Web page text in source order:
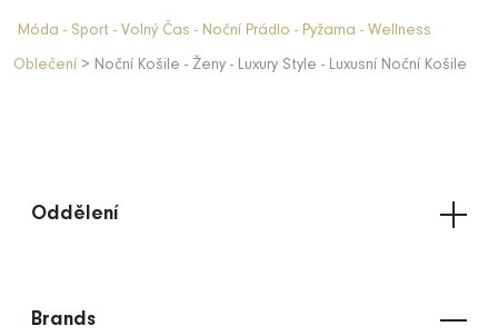
Móda - Sport - Volný Čas - Noční Prádlo - Pyžama - Wellness
Oblečení > Noční Košile - Ženy - Luxury Style - Luxusní Noční Košile
Oddělení
Brands